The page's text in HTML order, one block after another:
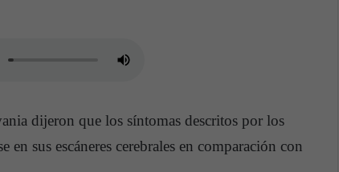
dijeron que los síntomas descritos por los
en sus escáneres cerebrales en comparación con